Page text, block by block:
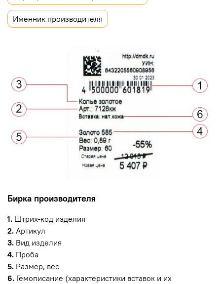
Именник производителя
Бирка производителя
1. Штрих-код изделия
2. Артикул
3. Вид изделия
4. Проба
5. Размер, вес
6. Гемописание (характеристики вставок и их